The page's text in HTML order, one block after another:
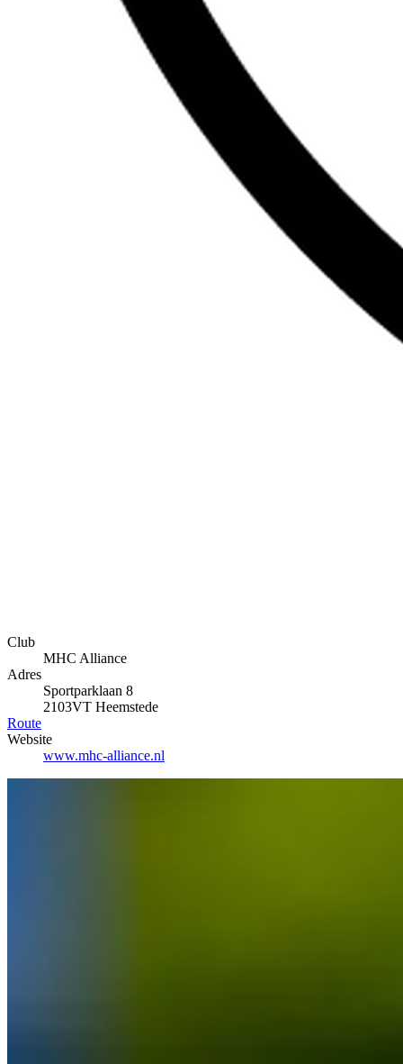
Club
MHC Alliance
Adres
Sportparklaan 8
2103VT Heemstede
Route
Website
www.mhc-alliance.nl